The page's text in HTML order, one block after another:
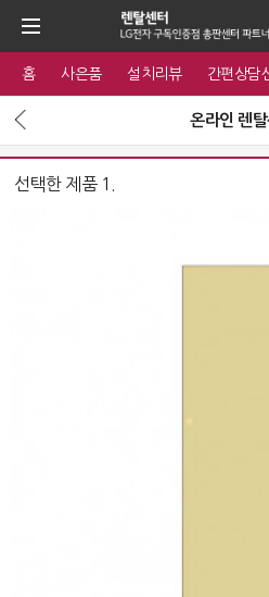
홈 사은품 설치리뷰 간편상담
온라인 렌
선택한 제품 1.